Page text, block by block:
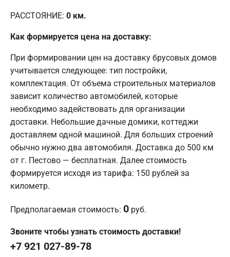
РАССТОЯНИЕ: 0 км.
Как формируется цена на доставку:
При формировании цен на доставку брусовых домов
учитывается следующее: тип постройки,
комплектация. От объема строительных материалов
зависит количество автомобилей, которые
необходимо задействовать для организации
доставки. Небольшие дачные домики, коттеджи
доставляем одной машиной. Для больших строений
обычно нужно два автомобиля. Доставка до 500 км
от г. Пестово — бесплатная. Далее стоимость
формируется исходя из тарифа: 150 рублей за
километр.
Предполагаемая стоимость: 0 руб.
Звоните чтобы узнать стоимость доставки!
+7 921 027-89-78